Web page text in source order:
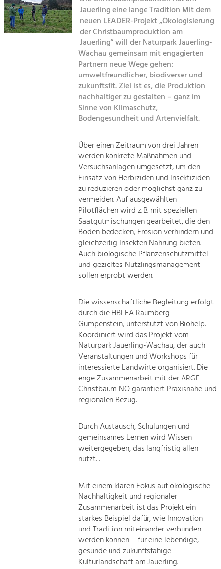
Suche
Landscape.
Tourism
Offer Development and Positioning
Art & Culture
Crafts, Science and Research.
Social Affairs, Education
Equality, Youth and Integration.
Mobility & Energy
Climate Change, Public Transport and
Renewable Energy.
Increase in Regional Value Added.
Jauerling eine lange Tradition Mit dem
neuen LEADER-Projekt „Ökologisierung
der Christbaumproduktion am
Jauerling“ will der Naturpark Jauerling-
Wachau gemeinsam mit engagierten
Partnern neue Wege gehen:
umweltfreundlicher, biodiverser und
zukunftsfit. Ziel ist es, die Produktion
nachhaltiger zu gestalten – ganz im
Sinne von Klimaschutz,
Bodengesundheit und Artenvielfalt.
Über einen Zeitraum von drei Jahren
werden konkrete Maßnahmen und
Versuchsanlagen umgesetzt, um den
Einsatz von Herbiziden und Insektiziden
zu reduzieren oder möglichst ganz zu
vermeiden. Auf ausgewählten
Pilotflächen wird z. B. mit speziellen
Saatgutmischungen gearbeitet, die den
Boden bedecken, Erosion verhindern und
gleichzeitig Insekten Nahrung bieten.
Auch biologische Pflanzenschutzmittel
und gezieltes Nützlingsmanagement
sollen erprobt werden.
Die wissenschaftliche Begleitung erfolgt
durch die HBLFA Raumberg-
Gumpenstein, unterstützt von Biohelp.
Koordiniert wird das Projekt vom
Naturpark Jauerling-Wachau, der auch
Veranstaltungen und Workshops für
interessierte Landwirte organisiert. Die
enge Zusammenarbeit mit der ARGE
Christbaum NÖ garantiert Praxisnähe und
regionalen Bezug.
Durch Austausch, Schulungen und
gemeinsames Lernen wird Wissen
weitergegeben, das langfristig allen
nützt. .
Mit einem klaren Fokus auf ökologische
Nachhaltigkeit und regionaler
Zusammenarbeit ist das Projekt ein
starkes Beispiel dafür, wie Innovation
und Tradition miteinander verbunden
werden können – für eine lebendige,
gesunde und zukunftsfähige
Kulturlandschaft am Jauerling.